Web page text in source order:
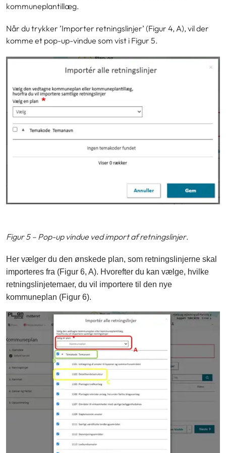
kommuneplantillæg.
Når du trykker ’Importer retningslinjer’ (Figur 4, A), vil der
komme et pop-up-vindue som vist i Figur 5.
Figur 5 – Pop-up vindue ved import af retningslinjer.
Her vælger du den ønskede plan, som retningslinjerne skal
importeres fra (Figur 6, A). Hvorefter du kan vælge, hvilke
retningslinjetemaer, du vil importere til den nye
kommuneplan (Figur 6).